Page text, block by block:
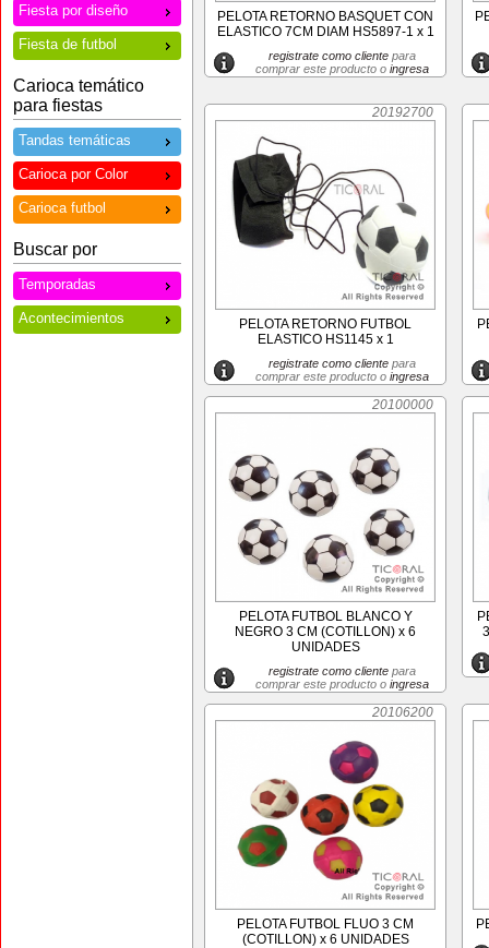
Fiesta por diseño
Fiesta de futbol
Carioca temático
para fiestas
Tandas temáticas
Carioca por Color
Carioca futbol
Buscar por
Temporadas
Acontecimientos
PELOTA RETORNO BASQUET CON
ELASTICO 7CM DIAM HS5897-1 x 1
registrate como clientepara
comprar este producto o ingresa
20192700
PELOTA RETORNO FUTBOL
ELASTICO HS1145 x 1
registrate como clientepara
comprar este producto o ingresa
20100000
PELOTA FUTBOL BLANCO Y
NEGRO 3 CM (COTILLON) x 6
UNIDADES
registrate como clientepara
comprar este producto o ingresa
20106200
PELOTA FUTBOL FLUO 3 CM
(COTILLON) x 6 UNIDADES